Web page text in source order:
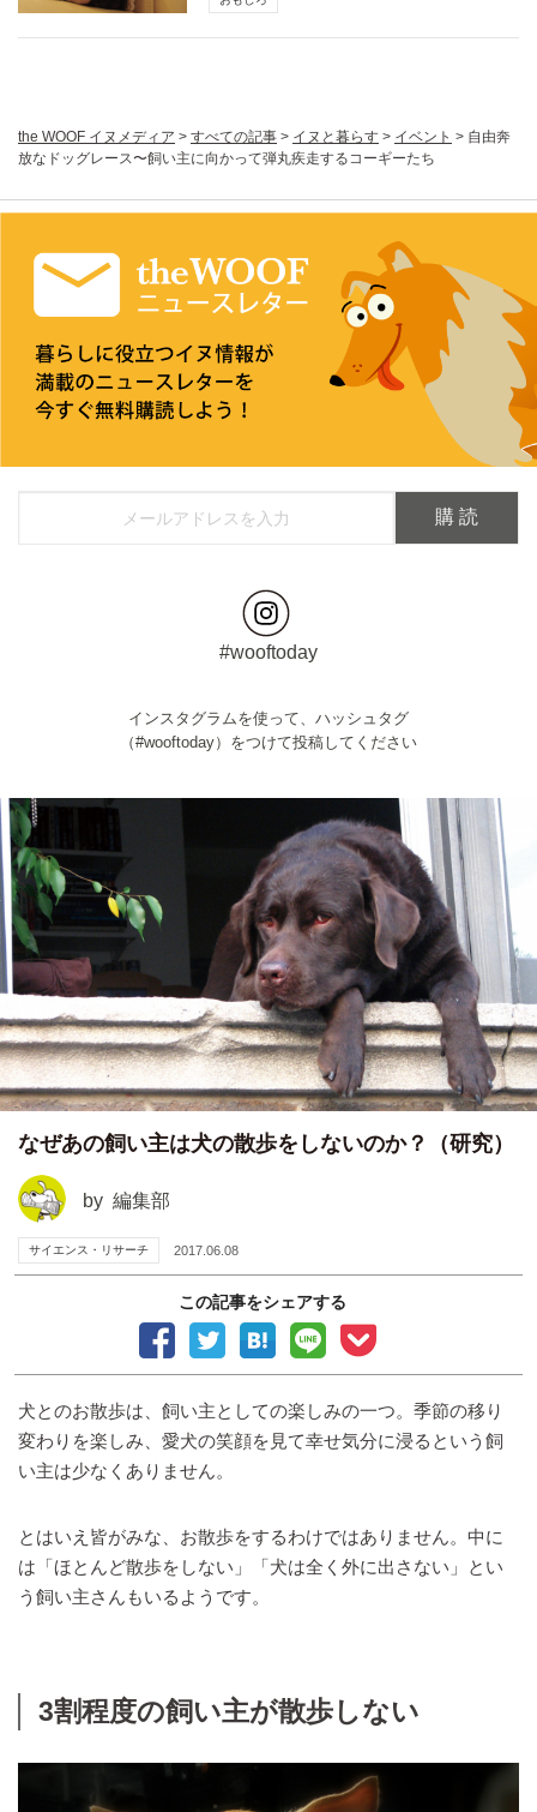
the WOOF イヌメディア > すべての記事 > イヌと暮らす > イベント > 自由奔
放なドッグレース〜飼い主に向かって弾丸疾走するコーギーたち
#wooftoday
インスタグラムを使って、ハッシュタグ
（#wooftoday）をつけて投稿してください
なぜあの飼い主は犬の散歩をしないのか？（研究）
by 編集部
サイエンス・リサーチ 2017.06.08
この記事をシェアする
犬とのお散歩は、飼い主としての楽しみの一つ。季節の移り
変わりを楽しみ、愛犬の笑顔を見て幸せ気分に浸るという飼
い主は少なくありません。
とはいえ皆がみな、お散歩をするわけではありません。中に
は「ほとんど散歩をしない」「犬は全く外に出さない」とい
う飼い主さんもいるようです。
3割程度の飼い主が散歩しない